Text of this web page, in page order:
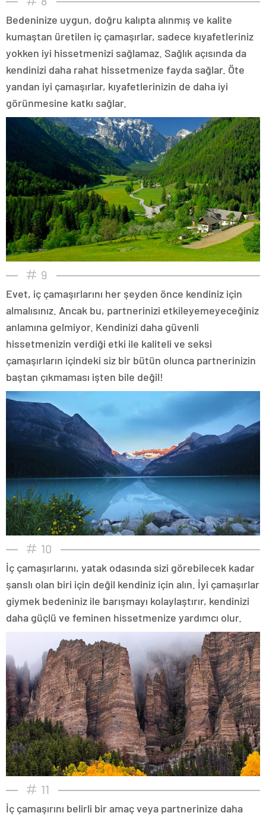
Bedeninize uygun, doğru kalıpta alınmış ve kalite
kumaştan üretilen iç çamaşırlar, sadece kıyafetleriniz
yokken iyi hissetmenizi sağlamaz. Sağlık açısında da
kendinizi daha rahat hissetmenize fayda sağlar. Öte
yandan iyi çamaşırlar, kıyafetlerinizin de daha iyi
görünmesine katkı sağlar.
9
Evet, iç çamaşırlarını her şeyden önce kendiniz için
almalısınız. Ancak bu, partnerinizi etkileyemeyeceğiniz
anlamına gelmiyor. Kendinizi daha güvenli
hissetmenizin verdiği etki ile kaliteli ve seksi
çamaşırların içindeki siz bir bütün olunca partnerinizin
baştan çıkmaması işten bile değil!
10
İç çamaşırlarını, yatak odasında sizi görebilecek kadar
şanslı olan biri için değil kendiniz için alın. İyi çamaşırlar
giymek bedeniniz ile barışmayı kolaylaştırır, kendinizi
daha güçlü ve feminen hissetmenize yardımcı olur.
11
İç çamaşırını belirli bir amaç veya partnerinize daha